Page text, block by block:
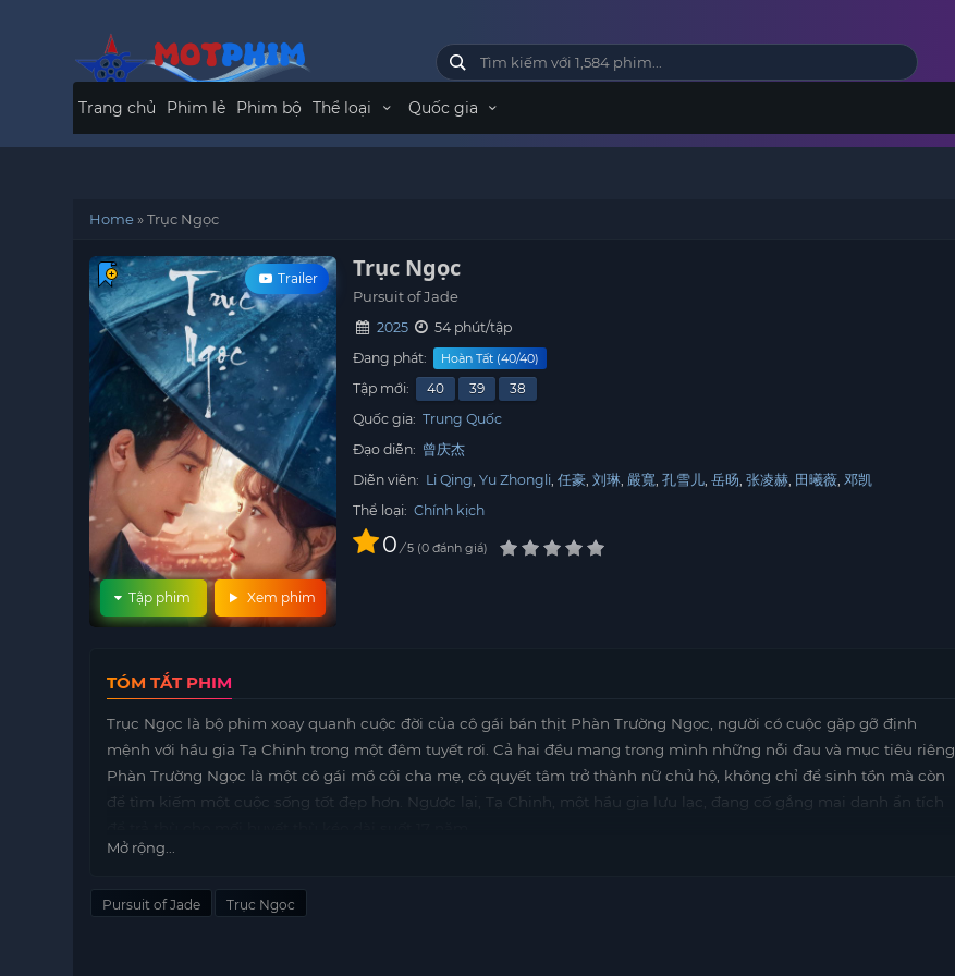
Trang chủ Phim lẻ Phim bộ Thể loại Quốc gia
Home»Trục Ngọc
Trailer
Xem phim
Tập phim
Trục Ngọc
Pursuit of Jade
2025
54 phút/tập
Đang phát:
Hoàn Tất (40/40)
Tập mới: 40 39
38
Quốc gia: Trung Quốc
Đạo diễn: 曾庆杰
Diễn viên: Li Qing Yu Zhongli 任豪 刘琳 嚴寬 孔雪儿 岳旸 张凌赫 田曦薇 邓凯
Thể loại: Chính kịch
0 / 5 0 đánh giá
TÓM TẮT PHIM
Trục Ngọc là bộ phim xoay quanh cuộc đời của cô gái bán thịt Phàn Trường Ngọc, người có cuộc gặp gỡ định
mệnh với hầu gia Tạ Chinh trong một đêm tuyết rơi. Cả hai đều mang trong mình những nỗi đau và mục tiêu riêng.
Phàn Trường Ngọc là một cô gái mồ côi cha mẹ, cô quyết tâm trở thành nữ chủ hộ, không chỉ để sinh tồn mà còn
để tìm kiếm một cuộc sống tốt đẹp hơn. Ngược lại, Tạ Chinh, một hầu gia lưu lạc, đang cố gắng mai danh ẩn tích
riêng mình. Nhưng trong quá trình đó, tình cảm thật sự giữa họ bắt đầu nảy nở. Tuy nhiên, tình yêu này không chỉ
mang đến hạnh phúc, mà còn dẫn đến những cuộc chiến đẫm máu, khiến họ phải xa rời nhau. Phàn Trường Ngọc,
Mở rộng...
Pursuit of Jade Trục Ngọc